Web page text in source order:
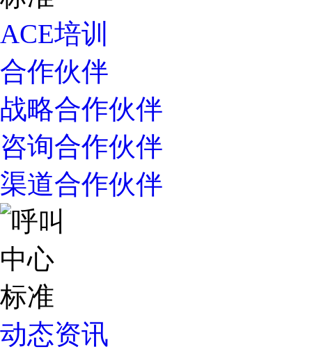
ACE培训
合作伙伴
战略合作伙伴
咨询合作伙伴
渠道合作伙伴
动态资讯